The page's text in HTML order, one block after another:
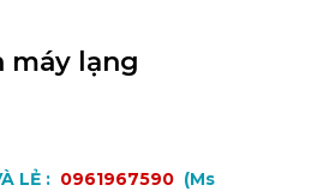
máy lạng
LẺ : 0961967590 (Ms